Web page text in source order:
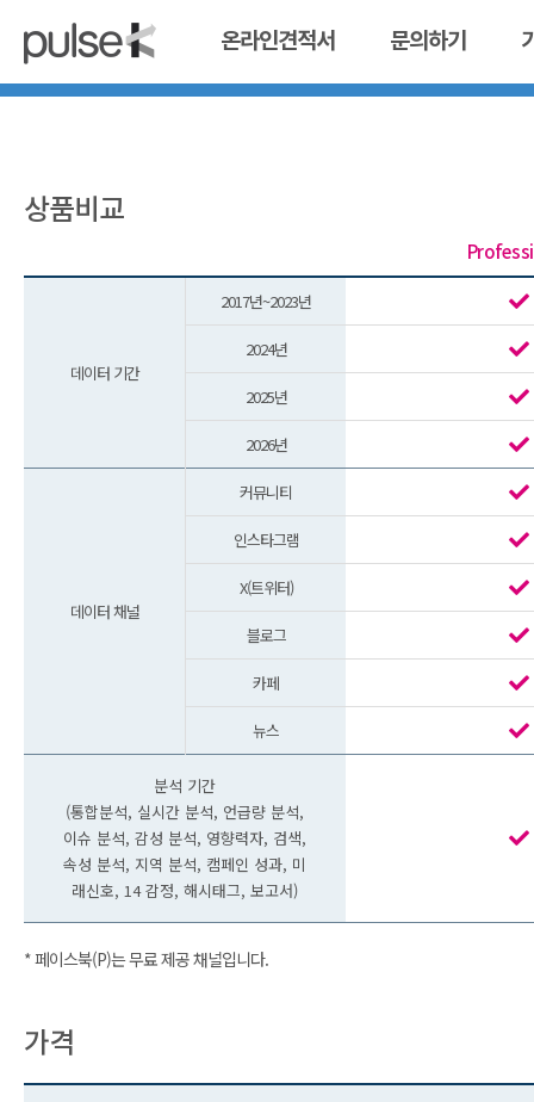
온라인견적서 문의하기
상품비교
데이터 기간
2017년~2023년
2024년
2025년
2026년
데이터 채널
커뮤니티
인스타그램
X(트위터)
블로그
카페
뉴스
분석 기간
(통합분석, 실시간 분석, 언급량 분석,
이슈 분석, 감성 분석, 영향력자, 검색,
속성 분석, 지역 분석, 캠페인 성과, 미
래신호, 14 감정, 해시태그, 보고서)
* 페이스북(P)는 무료 제공 채널입니다.
가격